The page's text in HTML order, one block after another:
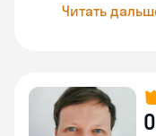
Читать